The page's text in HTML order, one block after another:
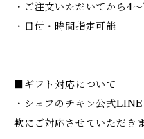
・ご注文いただいてから4
・日付・時間指定可能
■ギフト対応について
・シェフのチキン公式
軟にご対応させていただきま